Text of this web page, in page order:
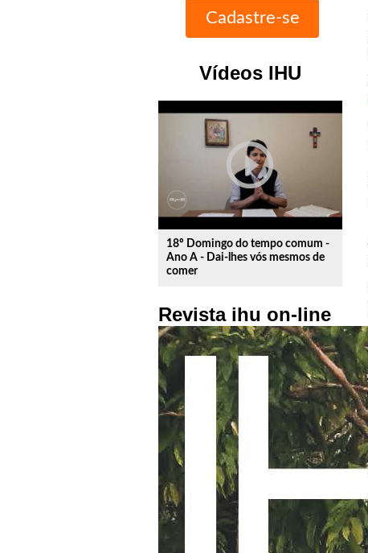
Vídeos IHU
play_circle_outline
18º Domingo do tempo comum -
Ano A - Dai-lhes vós mesmos de
comer
Revista ihu on-line